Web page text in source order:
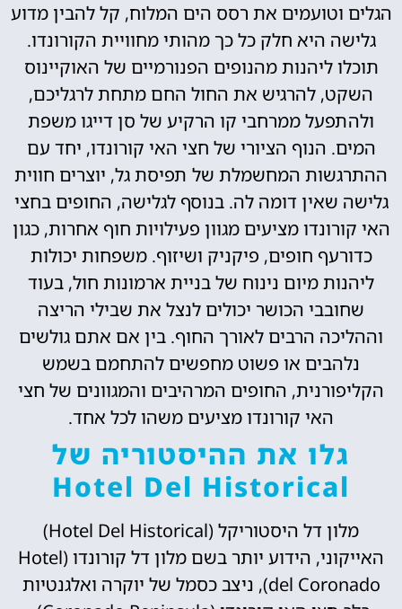
הגלים וטועמים את רסס הים המלוח, קל להבין מדוע
גלישה היא חלק כל כך מהותי מחוויית הקורונדו.
תוכלו ליהנות מהנופים הפנורמיים של האוקיינוס
השקט, להרגיש את החול החם מתחת לרגליכם,
ולהתפעל ממרחבי קו הרקיע של סן דייגו משפת
המים. הנוף הציורי של חצי האי קורונדו, יחד עם
ההתרגשות המחשמלת של תפיסת גל, יוצרים חווית
גלישה שאין דומה לה. בנוסף לגלישה, החופים בחצי
האי קורונדו מציעים מגוון פעילויות חוף אחרות, כגון
כדורעף חופים, פיקניק ושיזוף. משפחות יכולות
ליהנות מיום נינוח של בניית ארמונות חול, בעוד
שחובבי הכושר יכולים לנצל את שבילי הריצה
וההליכה הרבים לאורך החוף. בין אם אתם גולשים
נלהבים או פשוט מחפשים להתחמם בשמש
הקליפורנית, החופים המרהיבים והמגוונים של חצי
האי קורונדו מציעים משהו לכל אחד.
גלו את ההיסטוריה של
Hotel Del Historical
מלון דל היסטוריקל (Hotel Del Historical)
האייקוני, הידוע יותר בשם מלון דל קורונדו (Hotel
del Coronado), ניצב כסמל של יוקרה ואלגנטיות